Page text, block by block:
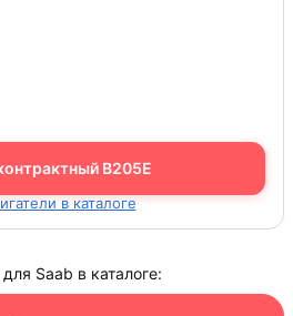
B205E
в каталоге
Saab в каталоге: